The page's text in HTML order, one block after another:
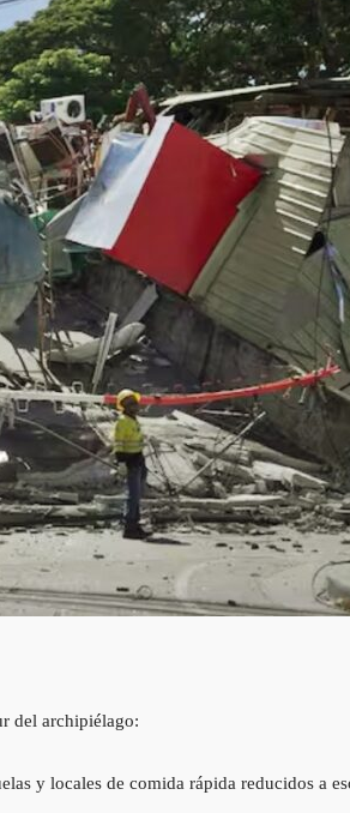
del archipiélago:
y locales de comida rápida reducidos a